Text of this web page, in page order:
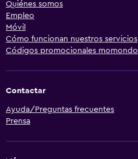
Quiénes somos
Empleo
Móvil
Cómo funcionan nuestros servicios
Códigos promocionales momondo
Contactar
Ayuda/Preguntas frecuentes
Prensa